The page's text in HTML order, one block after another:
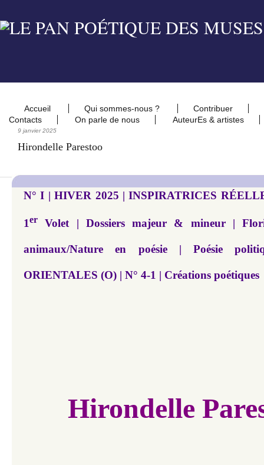
Accueil Qui sommes-nous ?
Contribuer
Contacts
On parle de nous AuteurEs & artistes
9 janvier 2025
Hirondelle Parestoo
N° I | HIVER 2025 | INSPIRATRICES
1er Volet | Dossiers majeur & mineur |
animaux/Nature en poésie | Poésie
ORIENTALES (O) | N° 4-1 | Créations poétiques
Hirondelle